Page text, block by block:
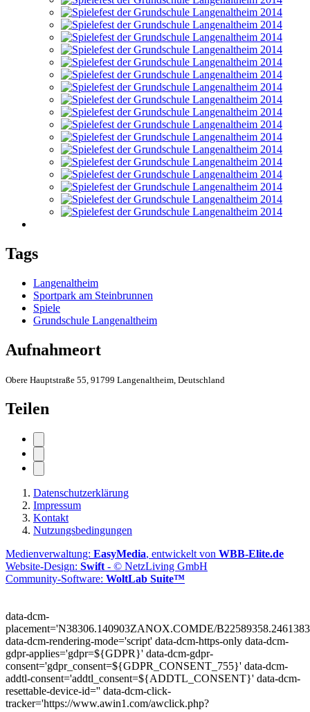
Tags
Langenaltheim
Sportpark am Steinbrunnen
Spiele
Grundschule Langenaltheim
Aufnahmeort
Obere Hauptstraße 55, 91799 Langenaltheim, Deutschland
Teilen
Datenschutzerklärung
Impressum
Kontakt
Nutzungsbedingungen
Medienverwaltung: EasyMedia, entwickelt von WBB-Elite.de
Website-Design: Swift - © NetzLiving GmbH
Community-Software: WoltLab Suite™
data-dcm-
placement='N38306.140903ZANOX.COMDE/
data-dcm-rendering-mode='script' data-dcm-https-only data-dcm-
gdpr-applies='gdpr=${GDPR}' data-dcm-gdpr-
consent='gdpr_consent=${GDPR_CONSENT_755}' data-dcm-
addtl-consent='addtl_consent=${ADDTL_CONSENT}' data-dcm-
resettable-device-id='' data-dcm-click-
tracker='https://www.awin1.com/awclick.php?